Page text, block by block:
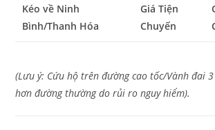
Kéo về Ninh
Bình/Thanh Hóa
Giá Tiện
Chuyến
(Lưu ý: Cứu hộ trên đường cao tốc/Vành đai
hơn đường thường do rủi ro nguy hiểm).